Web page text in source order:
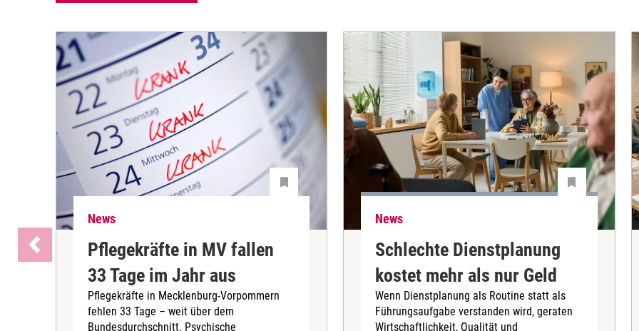
News
Pflegekräfte in MV fallen
33 Tage im Jahr aus
Pflegekräfte in Mecklenburg-Vorpommern
fehlen 33 Tage – weit über dem
Bundesdurchschnitt. Psychische
News
Schlechte Dienstplanung
kostet mehr als nur Geld
Wenn Dienstplanung als Routine statt als
Führungsaufgabe verstanden wird, geraten
Wirtschaftlichkeit, Qualität und